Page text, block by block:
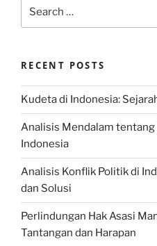
for:
RECENT POSTS
Kudeta di Indonesia:
Analisis Mendalam tentang
Indonesia
Analisis Konflik Politik di
dan Solusi
Perlindungan Hak Asasi
Tantangan dan Harapan